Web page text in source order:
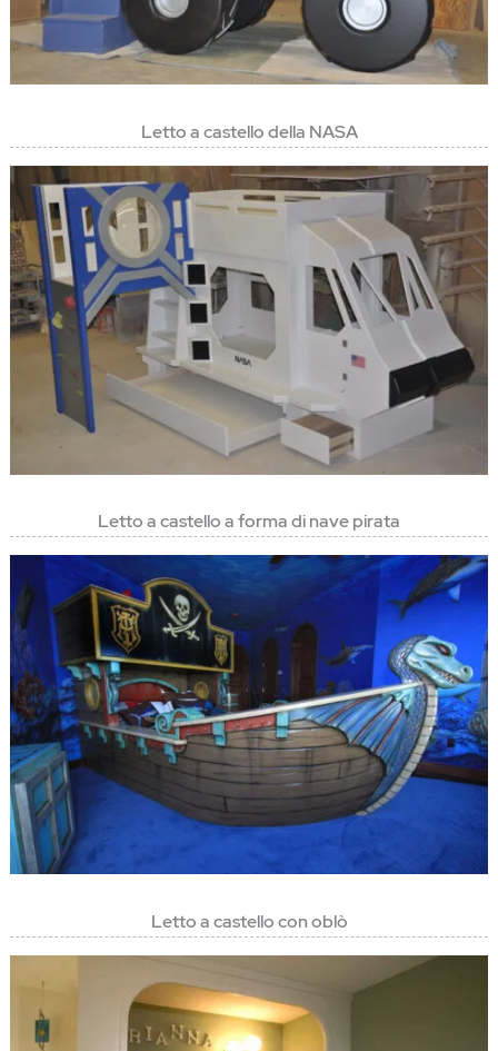
Letto a castello della NASA
Letto a castello a forma di nave pirata
Letto a castello con oblò